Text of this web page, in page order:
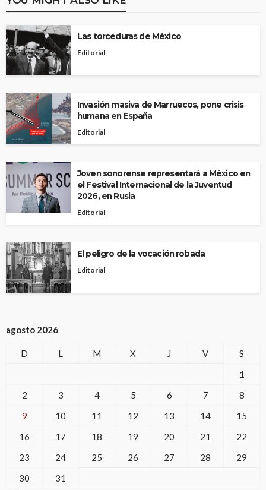
Las torceduras de México
Editorial
Invasión masiva de Marruecos, pone crisis
humana en España
Editorial
Joven sonorense representará a México en
el Festival Internacional de la Juventud
2026, en Rusia
Editorial
El peligro de la vocación robada
Editorial
agosto 2026
D L M X J V
S
1
2
3 4 5 6 7
8
9
10 11 12 13 14
15
16
17 18 19 20 21
22
23
24 25 26 27 28
29
30
31